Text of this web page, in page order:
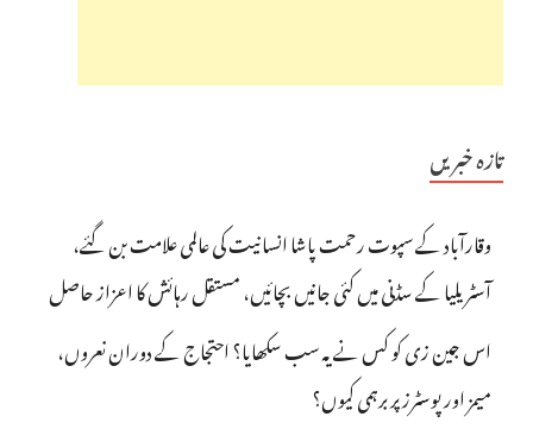
تازہ خبریں
وقارآباد کے سپوت رحمت پاشا انسانیت کی عالمی علامت بن گئے،
آسٹریلیا کے سڈنی میں کئی جانیں بچائیں، مستقل رہائش کا اعزاز حاصل
اس جین زی کو کس نے یہ سب سکھایا؟ احتجاج کے دوران نعروں،
میمز اور پوسٹرز پر برہمی کیوں؟